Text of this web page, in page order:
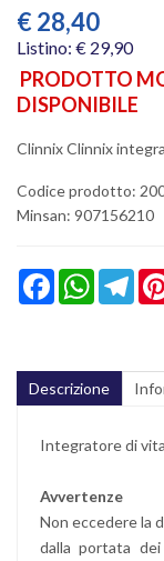
€28,40
Listino: € 29,90
PRODOTTO
DISPONIBILE
Clinnix Clinnix
Codice prodotto:
Minsan: 907156210
FacebookWhatsApp
Descrizione
Integratore di
Avvertenze
Non eccedere la
dalla portata